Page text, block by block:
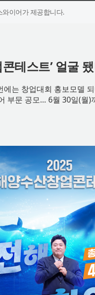
이어가 제공합니다.
테스트’ 얼굴
에는 창업대회 홍보모델
부문 공모… 6월 30일(월)